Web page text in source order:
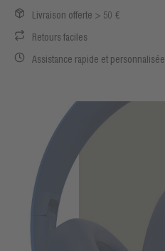
Livraison offerte > 50 €
Retours faciles
Assistance rapide et personnalisée